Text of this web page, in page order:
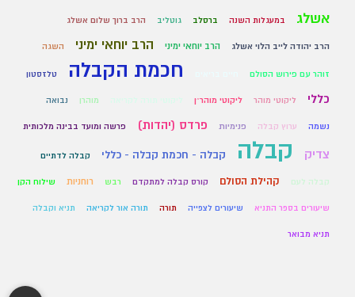
אשלג במעגלות השנה ברסלב גוטליב הרב ברוך שלום אשלג
הרב יהודה לייב הלוי אשלג הרב יוחאי ימיני הרב יוחאי ימיני השגה
זוהר עם פירוש הסולם חכמת הקבלה טלזסטון
כללי ליקוטי מוהר ליקוטי מוהר״ן ליקוטי תורה לקריאה מוהרן נבואה
נשמה ערוץ קבלה פנימיות פרדס (יהדות) פרשה ומועד בבינה מלכותית
צדיק קבלה קבלה - חכמת קבלה - כללי קבלה לדתיים
קבלה לעם קהילת הסולם קורס קבלה למתקדם רבש רוחניות שילוח הקן
שיעורים בספר התניא שיעורים לצפייה תורה תורה אור לקריאה תניא וקבלה
תניא מבואר